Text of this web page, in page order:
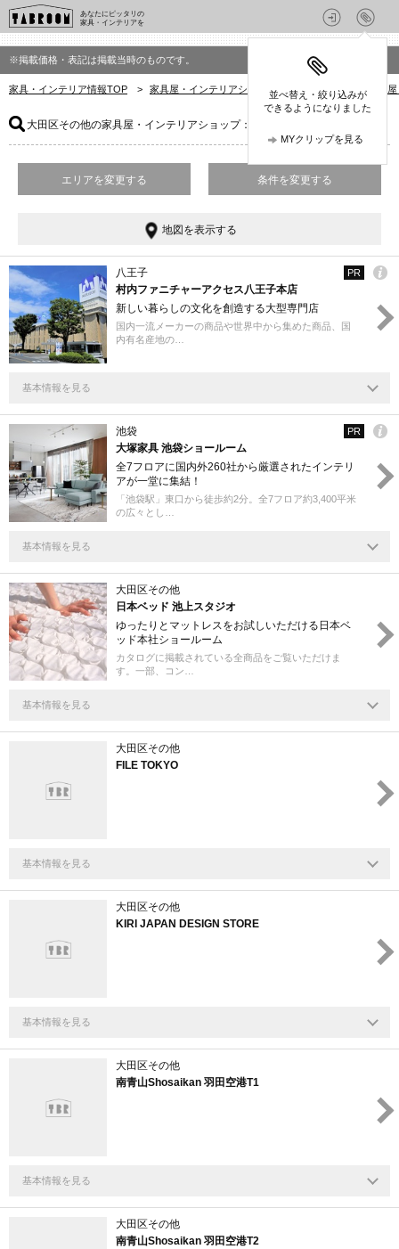
あなたにピッタリの
家具・インテリアを
並べ替え・絞り込みが
できるようになりました
MYクリップを見る
※掲載価格・表記は掲載当時のものです。
家具・インテリア情報TOP > 家具屋・インテリアショップを探す > 東京都の家具
大田区その他の家具屋・インテリアショップ：15件
エリアを変更する 条件を変更する
地図を表示する
PR
八王子
村内ファニチャーアクセス八王子本店
新しい暮らしの文化を創造する大型専門店
国内一流メーカーの商品や世界中から集めた商品、国
内有名産地の…
基本情報を見る
PR
池袋
大塚家具 池袋ショールーム
全7フロアに国内外260社から厳選されたインテリ
アが⼀堂に集結！
「池袋駅」東口から徒歩約2分。全7フロア約3,400平米
の広々とし…
基本情報を見る
大田区その他
日本ベッド 池上スタジオ
ゆったりとマットレスをお試しいただける日本ベ
ッド本社ショールーム
カタログに掲載されている全商品をご覧いただけま
す。一部、コン…
基本情報を見る
大田区その他
FILE TOKYO
基本情報を見る
大田区その他
KIRI JAPAN DESIGN STORE
基本情報を見る
大田区その他
南青山Shosaikan 羽田空港T1
基本情報を見る
大田区その他
南青山Shosaikan 羽田空港T2